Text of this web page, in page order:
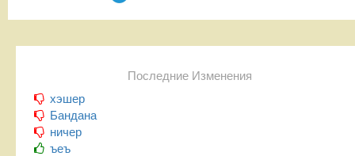
Последние Изменения
хэшер
Бандана
ничер
ъеъ